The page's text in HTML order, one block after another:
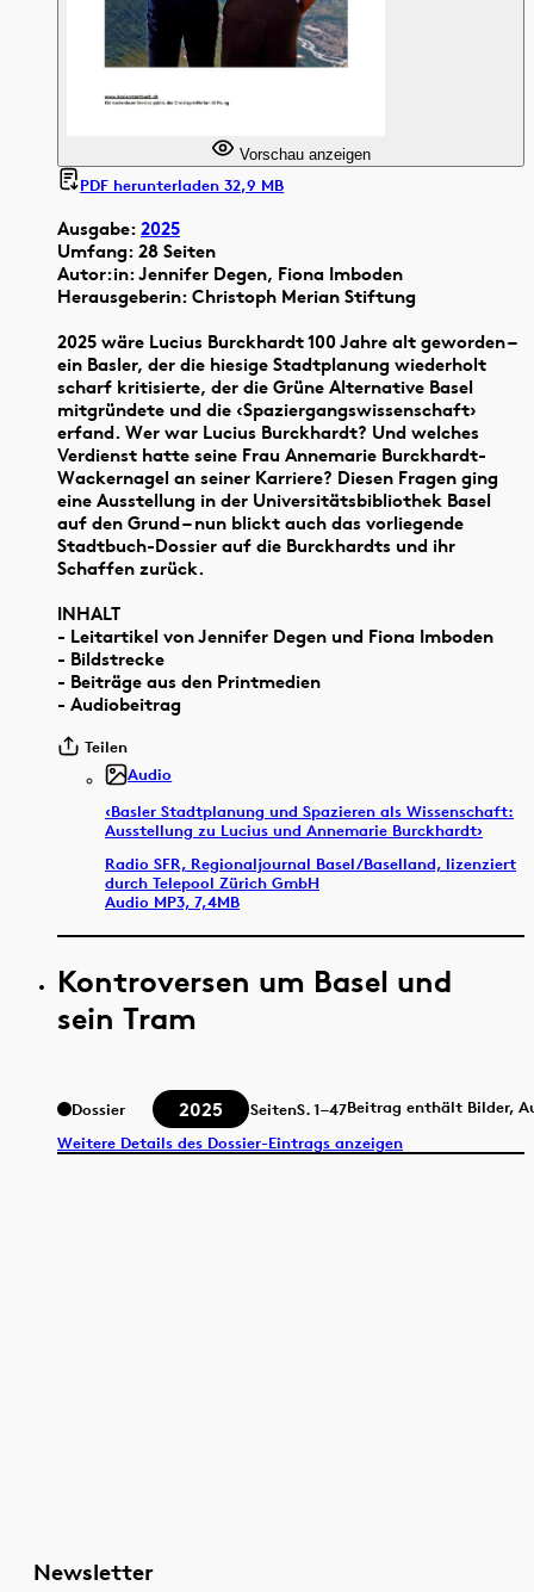
Ausgabe: 2025
Umfang: 28 Seiten
Autor:in: Jennifer Degen, Fiona Imboden
Herausgeberin: Christoph Merian Stiftung
2025 wäre Lucius Burckhardt 100 Jahre alt geworden –
ein Basler, der die hiesige Stadtplanung wiederholt
scharf kritisierte, der die Grüne Alternative Basel
mitgründete und die ‹Spaziergangswissenschaft›
erfand. Wer war Lucius Burckhardt? Und welches
Verdienst hatte seine Frau Annemarie Burckhardt-
Wackernagel an seiner Karriere? Diesen Fragen ging
eine Ausstellung in der Universitätsbibliothek Basel
auf den Grund – nun blickt auch das vorliegende
Stadtbuch-Dossier auf die Burckhardts und ihr
Schaffen zurück.
INHALT
- Leitartikel von Jennifer Degen und Fiona Imboden
- Bildstrecke
- Beiträge aus den Printmedien
- Audiobeitrag
Teilen
Audio
‹Basler Stadtplanung und Spazieren als Wissenschaft:
Ausstellung zu Lucius und Annemarie Burckhardt›
Radio SFR, Regionaljournal Basel/Baselland, lizenziert
durch Telepool Zürich GmbH
Audio MP3, 7,4MB
Vorschau anzeigen
PDF herunterladen 32,9 MB
Kontroversen um Basel und
sein Tram
Dossier 2025 SeitenS.1–47Beitrag enthält Bilder,
Weitere Details des Dossier-Eintrags anzeigen
Newsletter